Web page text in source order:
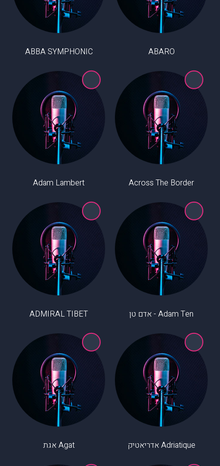
ABARO
ABBA SYMPHONIC
Across The Border
Adam Lambert
Adam Ten - אדם טן ADMIRAL TIBET
Adriatique אדריאטיק Agat אגת